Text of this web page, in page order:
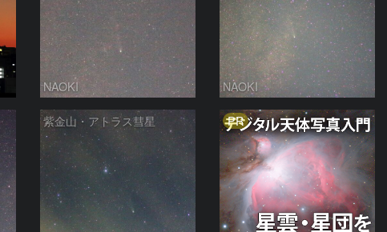
NAOKI NAOKI
紫金山・アトラス彗星 PR